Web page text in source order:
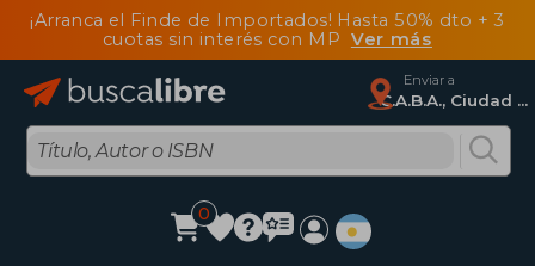
¡Arranca el Finde de Importados! Hasta 50% dto + 3
cuotas sin interés con MP Ver más
Enviar a
C.A.B.A., Ciudad Autónoma De Buenos Aires
0